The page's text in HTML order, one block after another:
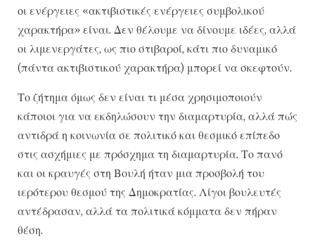
οι ενέργειες «ακτιβιστικές ενέργειες συμβολικού
χαρακτήρα» είναι. Δεν θέλουμε να δίνουμε ιδέες, αλλά
οι λιμενεργάτες, ως πιο στιβαροί, κάτι πιο δυναμικό
(πάντα ακτιβιστικού χαρακτήρα) μπορεί να σκεφτούν.
Το ζήτημα όμως δεν είναι τι μέσα χρησιμοποιούν
κάποιοι για να εκδηλώσουν την διαμαρτυρία, αλλά πώς
αντιδρά η κοινωνία σε πολιτικό και θεσμικό επίπεδο
στις ασχήμιες με πρόσχημα τη διαμαρτυρία. Το πανό
και οι κραυγές στη Βουλή ήταν μια προσβολή του
ιερότερου θεσμού της Δημοκρατίας. Λίγοι βουλευτές
αντέδρασαν, αλλά τα πολιτικά κόμματα δεν πήραν
θέση.